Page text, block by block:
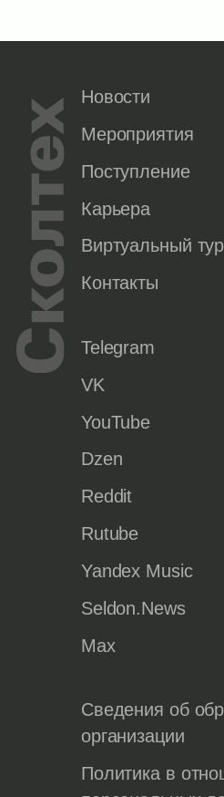
Новости
Мероприятия
Поступление
Карьера
Виртуальный тур
Контакты
Telegram
VK
YouTube
Dzen
Reddit
Rutube
Yandex Music
Seldon.News
Max
Сведения об
организации
Политика в